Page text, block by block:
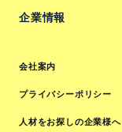
企業情報
会社案内
プライバシーポリシー
人材をお探しの企業様へ